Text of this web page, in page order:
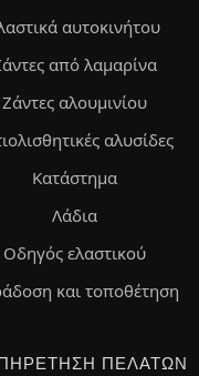
αυτοκινήτου
από λαμαρίνα
Ζάντες αλουμινίου
αλυσίδες
Κατάστημα
Λάδια
Οδηγός ελαστικού
και τοποθέτηση
ΠΕΛΑΤΏΝ